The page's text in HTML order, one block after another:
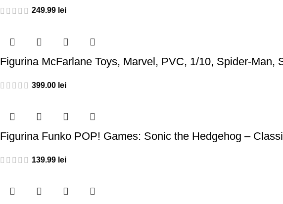
249.99 lei
Figurina McFarlane Toys, Marvel, PVC, 1/10, Spider-Man,
399.00 lei
Figurina Funko POP! Games: Sonic the Hedgehog –
139.99 lei